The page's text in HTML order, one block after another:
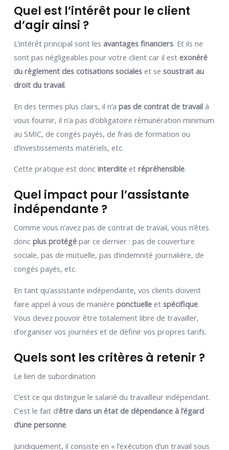
Quel est l’intérêt pour le client
d’agir ainsi ?
L’intérêt principal sont les avantages financiers. Et ils ne
sont pas négligeables pour votre client car il est exonéré
du règlement des cotisations socialeset se soustrait au
droit du travail.
En des termes plus clairs, il n’a pas de contrat de travailà
vous fournir, il n’a pas d’obligatoire rémunération minimum
au SMIC, de congés payés, de frais de formation ou
d’investissements matériels, etc.
Cette pratique est donc interditeet répréhensible.
Quel impact pour l’assistante
indépendante ?
Comme vous n’avez pas de contrat de travail, vous n’êtes
donc plus protégépar ce dernier : pas de couverture
sociale, pas de mutuelle, pas d’indemnité journalière, de
congés payés, etc.
En tant qu’assistante indépendante, vos clients doivent
faire appel à vous de manière ponctuelleet spécifique.
Vous devez pouvoir être totalement libre de travailler,
d’organiser vos journées et de définir vos propres tarifs.
Quels sont les critères à retenir ?
Le lien de subordination
C’est ce qui distingue le salarié du travailleur indépendant.
C’est le fait d’être dans un état de dépendance à l’égard
d’une personne.
Juridiquement, il consiste en « l’exécution d’un travail sous